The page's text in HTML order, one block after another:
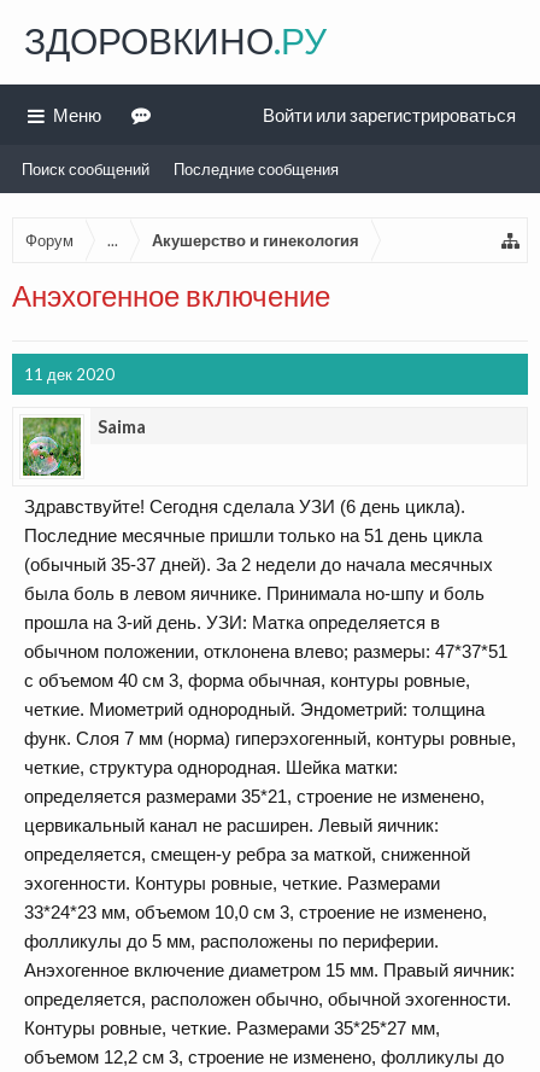
Форум ... Акушерство и гинекология
Анэхогенное включение
11 дек 2020
Saima
Здравствуйте! Сегодня сделала УЗИ (6 день цикла).
Последние месячные пришли только на 51 день цикла
(обычный 35-37 дней). За 2 недели до начала месячных
была боль в левом яичнике. Принимала но-шпу и боль
прошла на 3-ий день. УЗИ: Матка определяется в
обычном положении, отклонена влево; размеры: 47*37*51
с объемом 40 см 3, форма обычная, контуры ровные,
четкие. Миометрий однородный. Эндометрий: толщина
функ. Слоя 7 мм (норма) гиперэхогенный, контуры ровные,
четкие, структура однородная. Шейка матки:
определяется размерами 35*21, строение не изменено,
цервикальный канал не расширен. Левый яичник:
определяется, смещен-у ребра за маткой, сниженной
эхогенности. Контуры ровные, четкие. Размерами
33*24*23 мм, объемом 10,0 см 3, строение не изменено,
фолликулы до 5 мм, расположены по периферии.
Анэхогенное включение диаметром 15 мм. Правый яичник:
определяется, расположен обычно, обычной эхогенности.
Контуры ровные, четкие. Размерами 35*25*27 мм,
объемом 12,2 см 3, строение не изменено, фолликулы до
ЗДОРОВКИНО.РУ
Меню
Поиск сообщений Последние сообщения
Войти или зарегистрироваться